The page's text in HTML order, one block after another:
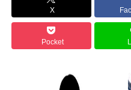
ハンターハンターのゴンってお
ちいかわのモモンガ、逝きそう
韓国人「韓国に10年間の出場
アキバ冥途戦争とかいうアニ
X
Pocket